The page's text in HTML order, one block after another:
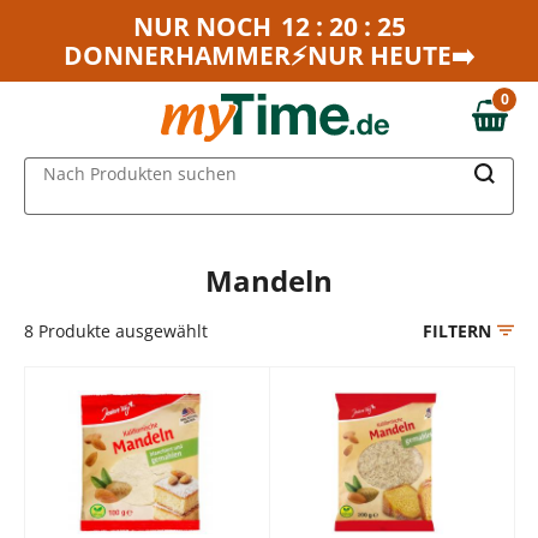
Zum Hauptinhalt springen
Zur Navigation springen
NUR NOCH 12 : 20 : 25
DONNERHAMMER⚡NUR HEUTE➡️
0,00 €
0
Nach Produkten suchen
Mandeln
8 Produkte ausgewählt FILTERN